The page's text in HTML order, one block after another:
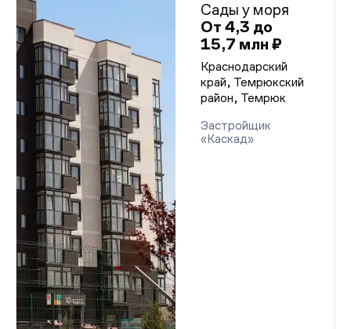
Сады у моря
От 4,3 до
15,7 млн ₽
Краснодарский
край, Темрюкский
район, Темрюк
Застройщик
«Каскад»